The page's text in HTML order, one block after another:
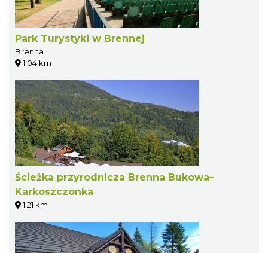
Park Turystyki w Brennej
Brenna
1.04 km
Ścieżka przyrodnicza Brenna Bukowa–
Karkoszczonka
1.21 km